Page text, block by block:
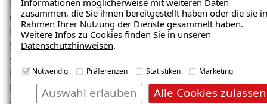
zusammen, die Sie ihnen bereitgestellt haben oder die sie
Rahmen Ihrer Nutzung der Dienste gesammelt haben.
Weitere Infos zu Cookies finden Sie in unseren
Datenschutzhinweisen.
Notwendig Präferenzen Statistiken Marketing
Alle Cookies zulassen
Auswahl erlauben
Wänden oder der Decke kondensiert. Ein erstes
Anzeichen für übermäßige Feuchtigkeit ist
Kondensat, z.B. beschlagene Fenster.
Richtiges Heizen und Lüften minimiert das
und feuchten Wänden.